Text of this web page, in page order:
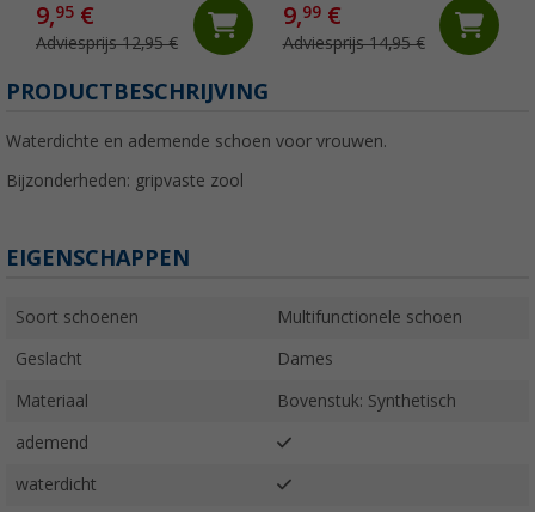
9,95 €
Adviesprijs 12,95 €
9,99€
Adviesprijs 14,95 €
PRODUCTBESCHRIJVING
Waterdichte en ademende schoen voor vrouwen.
Bijzonderheden: gripvaste zool
EIGENSCHAPPEN
Soort schoenen Multifunctionele schoen
Geslacht Dames
Materiaal Bovenstuk: Synthetisch
ademend
waterdicht